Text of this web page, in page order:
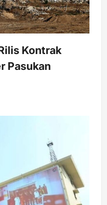
Kontrak
Pasukan